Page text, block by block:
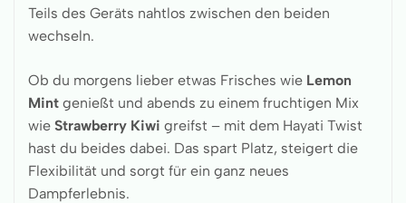
Teils des Geräts nahtlos zwischen den beiden
wechseln.
Ob du morgens lieber etwas Frisches wie Lemon
Mint genießt und abends zu einem fruchtigen Mix
wie Strawberry Kiwi greifst – mit dem Hayati Twist
hast du beides dabei. Das spart Platz, steigert die
Flexibilität und sorgt für ein ganz neues
Dampferlebnis.